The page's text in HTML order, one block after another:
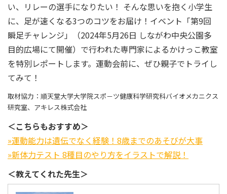
い、リレーの選手になりたい！ そんな思いを抱く小学生
に、足が速くなる3つのコツをお届け！イベント「第9回
瞬足チャレンジ」（2024年5月26日 しながわ中央公園多
目的広場にて開催）で行われた専門家によるかけっこ教室
を特別レポートします。運動会前に、ぜひ親子でトライし
てみて！
取材協力：順天堂大学大学院スポ－ツ健康科学研究科バイオメカニクス
研究室、アキレス株式会社
＜こちらもおすすめ＞
»運動能力は遺伝でなく経験！8歳までのあそびが大事
»新体力テスト 8種目のやり方をイラストで解説！
＜教えてくれた先生＞